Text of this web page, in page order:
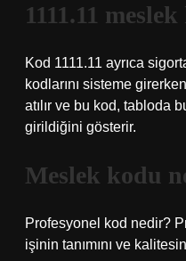
1111.11
Kod 1111.11 ayrıca
kodlarını sisteme
atılır ve bu kod, tabloda
girildiğini gösterir.
Meslek kodu
Profesyonel kod nedir?
işinin tanımını ve